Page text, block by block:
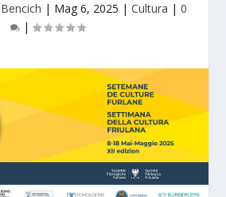
| Mag 6, 2025 | Cultura | 0
|